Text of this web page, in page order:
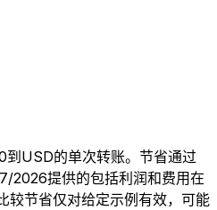
USD的单次转账。节省通过
2026提供的包括利润和费用在
较节省仅对给定示例有效，可能